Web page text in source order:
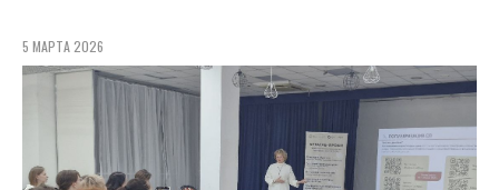
5 МАРТА 2026